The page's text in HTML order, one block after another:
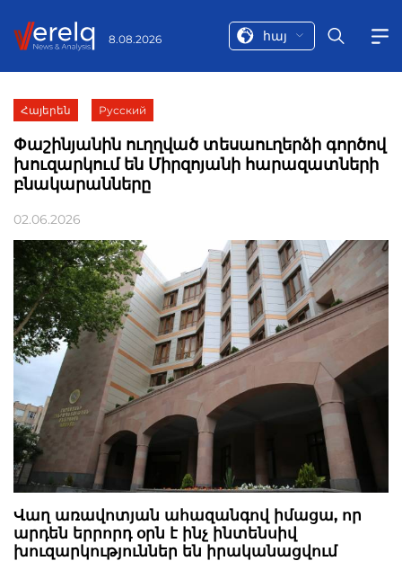
8.08.2026 հայ
Հայերեն Русский
Փաշինյանին ուղղված տեսաուղերձի գործով
խուզարկում են Միրզոյանի հարազատների
բնակարանները
02.06.2026
Վաղ առավոտյան ահազանգով իմացա, որ
արդեն երրորդ օրն է ինչ ինտենսիվ
խուզարկություններ են իրականացվում